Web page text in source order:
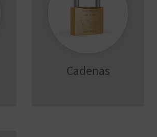
Cadenas